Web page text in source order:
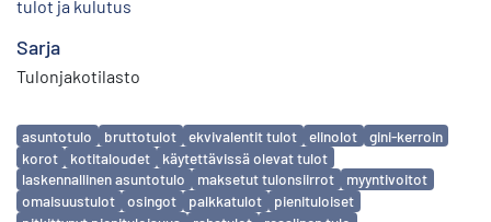
tulot ja kulutus
Sarja
Tulonjakotilasto
Avainsanat
asuntotulo bruttotulot ekvivalentit tulot elinolot
gini-kerroin
korot
kotitaloudet
käytettävissä olevat tulot
laskennallinen asuntotulo
maksetut tulonsiirrot
myyntivoitot
omaisuustulot
osingot palkkatulot
pienituloiset